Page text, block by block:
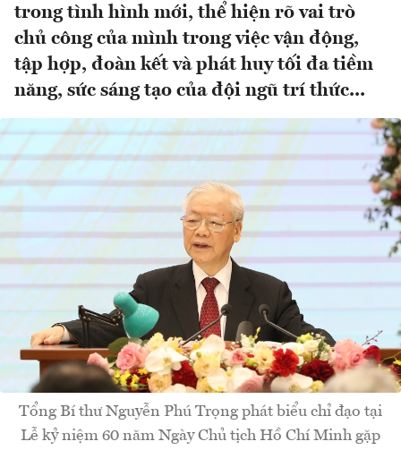
trong tình hình mới, thể hiện rõ vai trò
chủ công của mình trong việc vận động,
tập hợp, đoàn kết và phát huy tối đa tiềm
năng, sức sáng tạo của đội ngũ trí thức...
Tổng Bí thư Nguyễn Phú Trọng phát biểu chỉ đạo tại
Lễ kỷ niệm 60 năm Ngày Chủ tịch Hồ Chí Minh gặp